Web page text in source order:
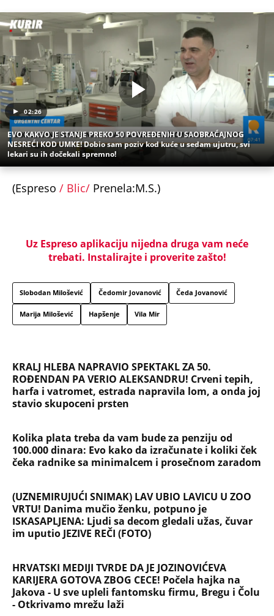
02:26
EVO KAKVO JE STANJE PREKO 50 POVREĐENIH U SAOBRAĆAJNOG
NESREĆI KOD UMKE! Dobio sam poziv kod kuće u sedam ujutru, svi
lekari su ih dočekali spremno!
(Espreso / Blic/ Prenela:M.S.)
Uz Espreso aplikaciju nijedna druga vam neće
trebati. Instalirajte i proverite zašto!
Slobodan Milošević Čedomir Jovanović Čeda Jovanović
Marija Milošević Hapšenje Vila Mir
KRALJ HLEBA NAPRAVIO SPEKTAKL ZA 50.
ROĐENDAN PA VERIO ALEKSANDRU! Crveni tepih,
harfa i vatromet, estrada napravila lom, a onda joj
stavio skupoceni prsten
Kolika plata treba da vam bude za penziju od
100.000 dinara: Evo kako da izračunate i koliki ček
čeka radnike sa minimalcem i prosečnom zaradom
(UZNEMIRUJUĆI SNIMAK) LAV UBIO LAVICU U ZOO
VRTU! Danima mučio ženku, potpuno je
ISKASAPLJENA: Ljudi sa decom gledali užas, čuvar
im uputio JEZIVE REČI (FOTO)
HRVATSKI MEDIJI TVRDE DA JE JOZINOVIĆEVA
KARIJERA GOTOVA ZBOG CECE! Počela hajka na
Jakova - U sve upleli fantomsku firmu, Bregu i Čolu
- Otkrivamo mrežu laži